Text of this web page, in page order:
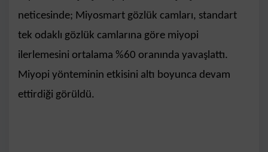
neticesinde; Miyosmart gözlük camları, standart
tek odaklı gözlük camlarına göre miyopi
ilerlemesini ortalama %60 oranında yavaşlattı.
Miyopi yönteminin etkisini altı boyunca devam
ettirdiği görüldü.